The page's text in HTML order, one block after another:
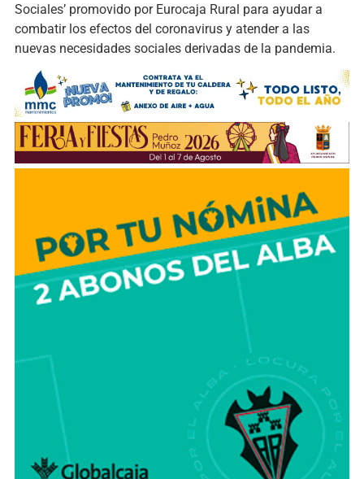
Sociales’ promovido por Eurocaja Rural para ayudar a
combatir los efectos del coronavirus y atender a las
nuevas necesidades sociales derivadas de la pandemia.